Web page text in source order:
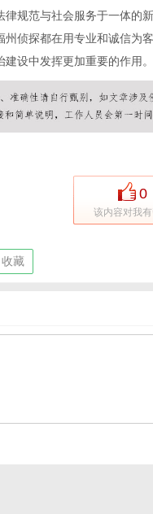
规范与社会服务于一体的
州侦探都在用专业和诚信
建设中发挥更加重要的作用。
0
该内容对我
收藏